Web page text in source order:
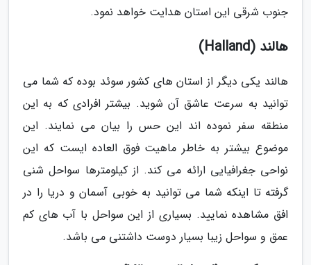
جنوب شرقی این استان هدایت خواهد نمود.
هالند (Halland)
هالند یکی دیگر از استان های کشور سوئد بوده که شما می
توانید به سرعت عاشق آن شوید. بیشتر افرادی که به این
منطقه سفر نموده اند این حس را بیان می نمایند. این
موضوع بیشتر به خاطر ماهیت فوق العاده ایست که این
نواحی جغرافیایی ارائه می کند. از کیلومترها سواحل شنی
گرفته تا اینکه شما می توانید به خوبی آسمان و دریا را در
افق مشاهده نمایید. بسیاری از این سواحل با آب های کم
عمق و سواحل زیبا بسیار دوست داشتنی می باشد.